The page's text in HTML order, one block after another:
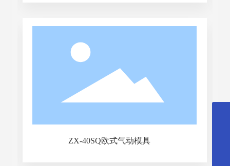
ZX-40SQ欧式气动模具13915833441